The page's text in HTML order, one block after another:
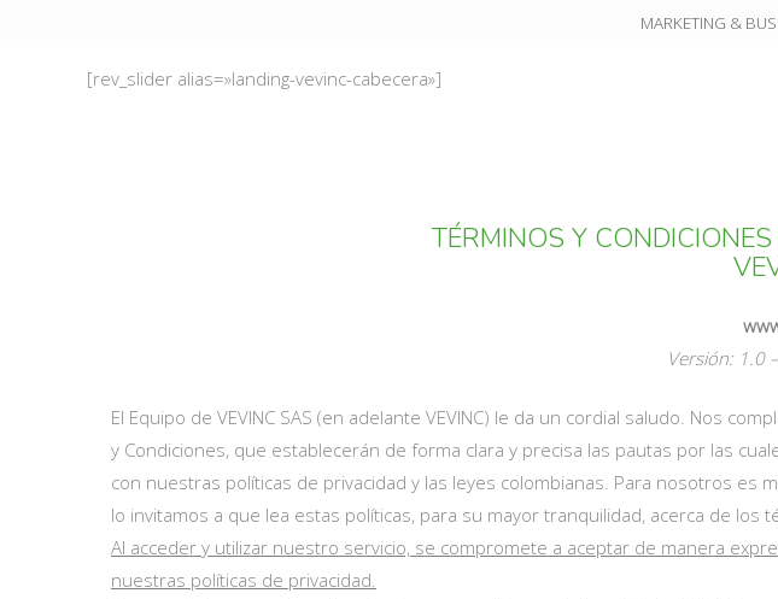
MARKETING &
[rev_slider alias=»landing-vevinc-cabecera»]
TÉRMINOS Y
Versión: 1.0
El Equipo de VEVINC SAS (en adelante VEVINC) le da un cordial saludo. Nos
y Condiciones, que establecerán de forma clara y precisa las pautas por las
con nuestras políticas de privacidad y las leyes colombianas. Para nosotros
lo invitamos a que lea estas políticas, para su mayor tranquilidad, acerca de los
Al acceder y utilizar nuestro servicio, se compromete a aceptar de manera
nuestras políticas de privacidad.